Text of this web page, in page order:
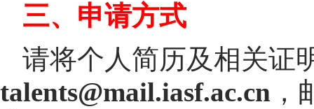
三、申请方式
请将个人简历及相关证
talents@mail.iasf.ac.cn